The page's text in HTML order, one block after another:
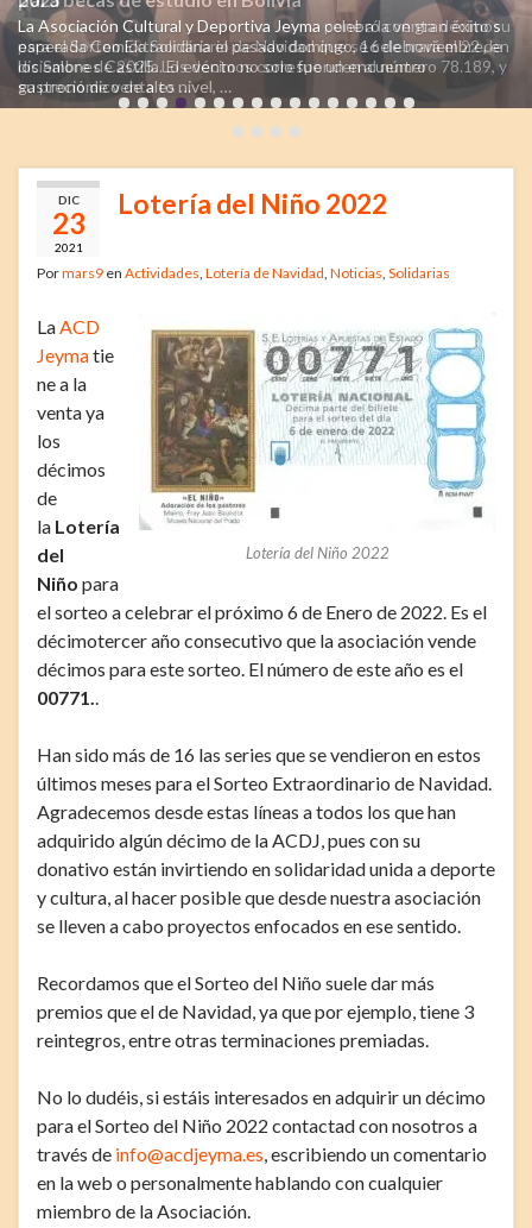
La Asociación Cultural y Deportiva Jeyma celebró con gran éxito su
esperada Comida Solidaria el pasado domingo, 16 de noviembre, en
los Salones Castilla. El evento no solo fue un encuentro
gastronómico de alto nivel, …
DIC
23
2021
Lotería del Niño 2022
Pormars9 en Actividades Lotería de Navidad Noticias Solidarias
Lotería del Niño 2022
La ACD
Jeymatie
ne a la
venta ya
los
décimos
de
la Lotería
del
Niño para
el sorteo a celebrar el próximo 6 de Enero de 2022. Es el
décimotercer año consecutivo que la asociación vende
décimos para este sorteo. El número de este año es el
00771.
Han sido más de 16 las series que se vendieron en estos
últimos meses para el Sorteo Extraordinario de Navidad.
Agradecemos desde estas líneas a todos los que han
adquirido algún décimo de la ACDJ, pues con su
donativo están invirtiendo en solidaridad unida a deporte
y cultura, al hacer posible que desde nuestra asociación
se lleven a cabo proyectos enfocados en ese sentido.
Recordamos que el Sorteo del Niño suele dar más
premios que el de Navidad, ya que por ejemplo, tiene 3
reintegros, entre otras terminaciones premiadas.
No lo dudéis, si estáis interesados en adquirir un décimo
para el Sorteo del Niño 2022 contactad con nosotros a
través de info@acdjeyma.es , escribiendo un comentario
en la web o personalmente hablando con cualquier
miembro de la Asociación.